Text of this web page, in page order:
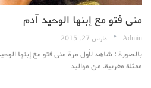
منى فتو مع إبنها الوحيد آدم
Admin مارس 27, 2015
ممثلة مغربية. من مواليد…